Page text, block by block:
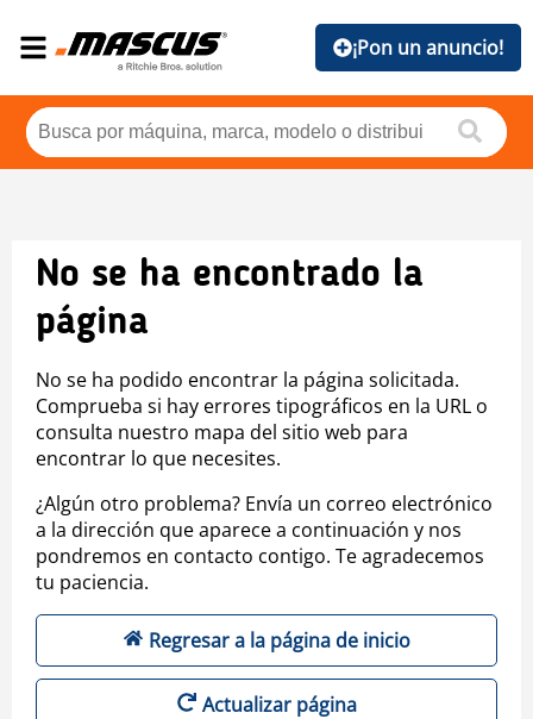
¡Pon un anuncio!
No se ha encontrado la
página
No se ha podido encontrar la página solicitada.
Comprueba si hay errores tipográficos en la URL o
consulta nuestro mapa del sitio web para
encontrar lo que necesites.
¿Algún otro problema? Envía un correo electrónico
a la dirección que aparece a continuación y nos
pondremos en contacto contigo. Te agradecemos
tu paciencia.
Regresar a la página de inicio
Actualizar página